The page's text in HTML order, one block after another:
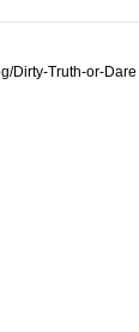
Dirty-Truth-or-Dare